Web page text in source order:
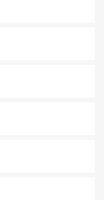
しめる外せないスポット